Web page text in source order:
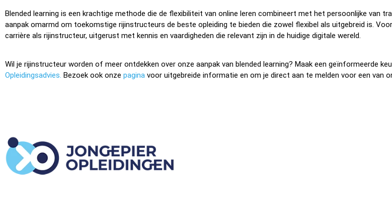
Blended learning is een krachtige methode die de flexibiliteit van online leren combineert met het persoonlijke van
aanpak omarmd om toekomstige rijinstructeurs de beste opleiding te bieden die zowel flexibel als uitgebreid is.
carrière als rijinstructeur, uitgerust met kennis en vaardigheden die relevant zijn in de huidige digitale wereld.
Wil je rijinstructeur worden of meer ontdekken over onze aanpak van blended learning? Maak een geïnformeerde
Opleidingsadvies. Bezoek ook onze pagina voor uitgebreide informatie en om je direct aan te melden voor een van